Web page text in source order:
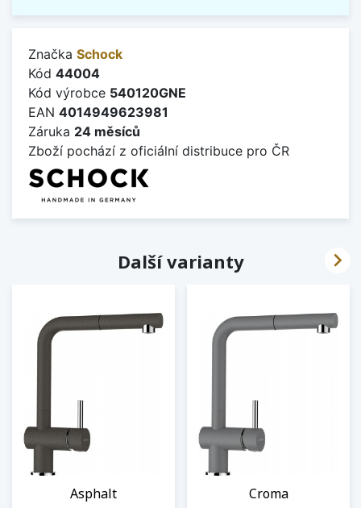
Značka Schock
Kód 44004
Kód výrobce 540120GNE
EAN 4014949623981
Záruka 24 měsíců
Zboží pochází z oficiální distribuce pro ČR
Další varianty
Asphalt Croma
